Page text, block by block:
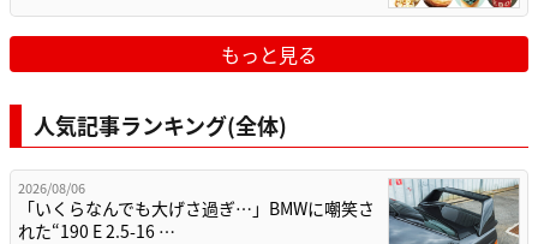
もっと見る
人気記事ランキング(全体)
2026/08/06
「いくらなんでも大げさ過ぎ…」BMWに嘲笑さ
れた“190 E 2.5-16 …